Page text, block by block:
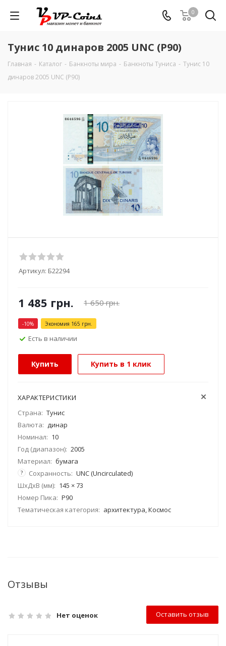
0
Тунис 10 динаров 2005 UNC (P90)
Главная - Каталог - Банкноты мира - Банкноты Туниса - Тунис 10
динаров 2005 UNC (P90)
Артикул: Б22294
1 485 грн. 1 650грн.
-10% Экономия 165 грн.
Есть в наличии
Купить Купить в 1 клик
ХАРАКТЕРИСТИКИ
Страна: Тунис
Валюта: динар
Номинал: 10
Год (диапазон): 2005
Материал: бумага
? Сохранность: UNC (Uncirculated)
ШхДхВ (мм): 145 × 73
Номер Пика: P90
Тематическая категория: архитектура, Космос
Отзывы
Нет оценок Оставить отзыв